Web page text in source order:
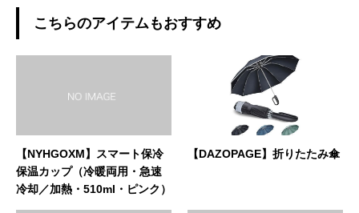
こちらのアイテムもおすすめ
【NYHGOXM】スマート保冷
保温カップ（冷暖両用・急速
冷却／加熱・510ml・ピンク）
【DAZOPAGE】折りたたみ傘